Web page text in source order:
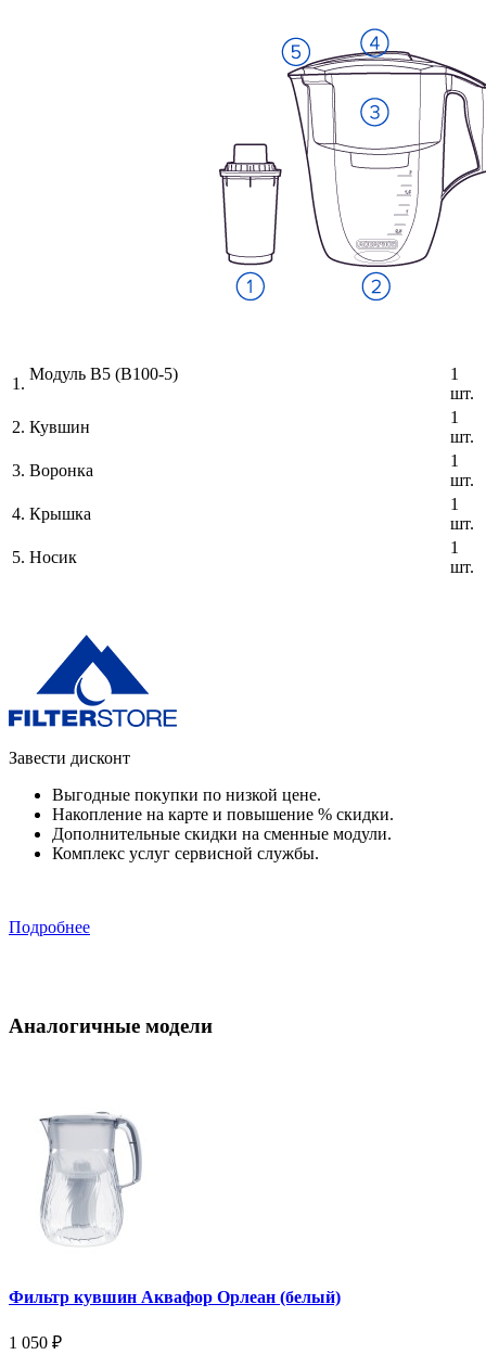
1.
Модуль В5 (В100-5)
1
шт.
2. Кувшин
1
шт.
3. Воронка
1
шт.
4. Крышка
1
шт.
5. Носик
1
шт.
Завести дисконт
Выгодные покупки по низкой цене.
Накопление на карте и повышение % скидки.
Дополнительные скидки на сменные модули.
Комплекс услуг сервисной службы.
Подробнее
Аналогичные модели
Фильтр кувшин Аквафор Орлеан (белый)
1 050 ₽